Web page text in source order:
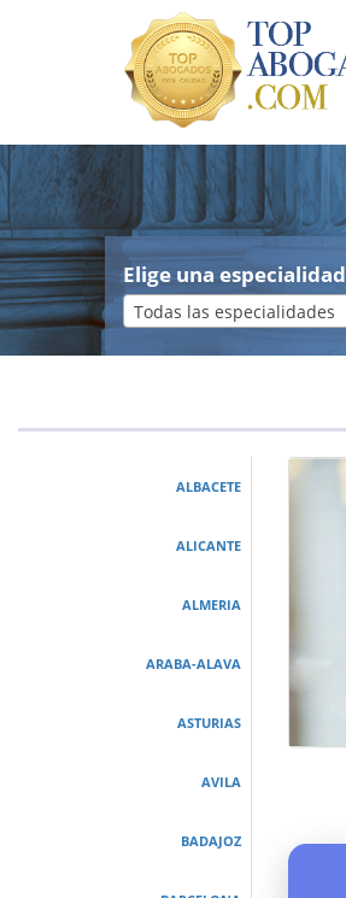
Elige una especialidad
Todas las especialidades
ALBACETE
ALICANTE
ALMERIA
ARABA-ALAVA
ASTURIAS
AVILA
BADAJOZ